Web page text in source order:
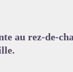
au rez-de-